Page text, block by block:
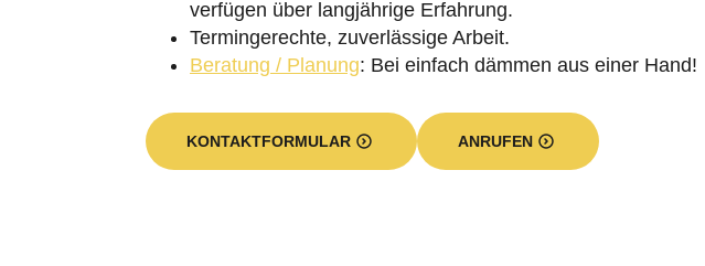
Termingerechte, zuverlässige Arbeit.
Beratung / Planung: Bei einfach dämmen aus einer Hand!
KONTAKTFORMULAR ANRUFEN